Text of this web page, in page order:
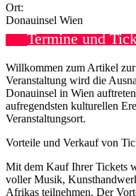
Ort:
Donauinsel Wien
Termine und
Willkommen zum Artikel
Veranstaltung wird die
Donauinsel in Wien
aufregendsten kulturellen
Veranstaltungsort.
Vorteile und Verkauf von
Mit dem Kauf Ihrer Tickets
voller Musik,
Afrikas teilnehmen. Der